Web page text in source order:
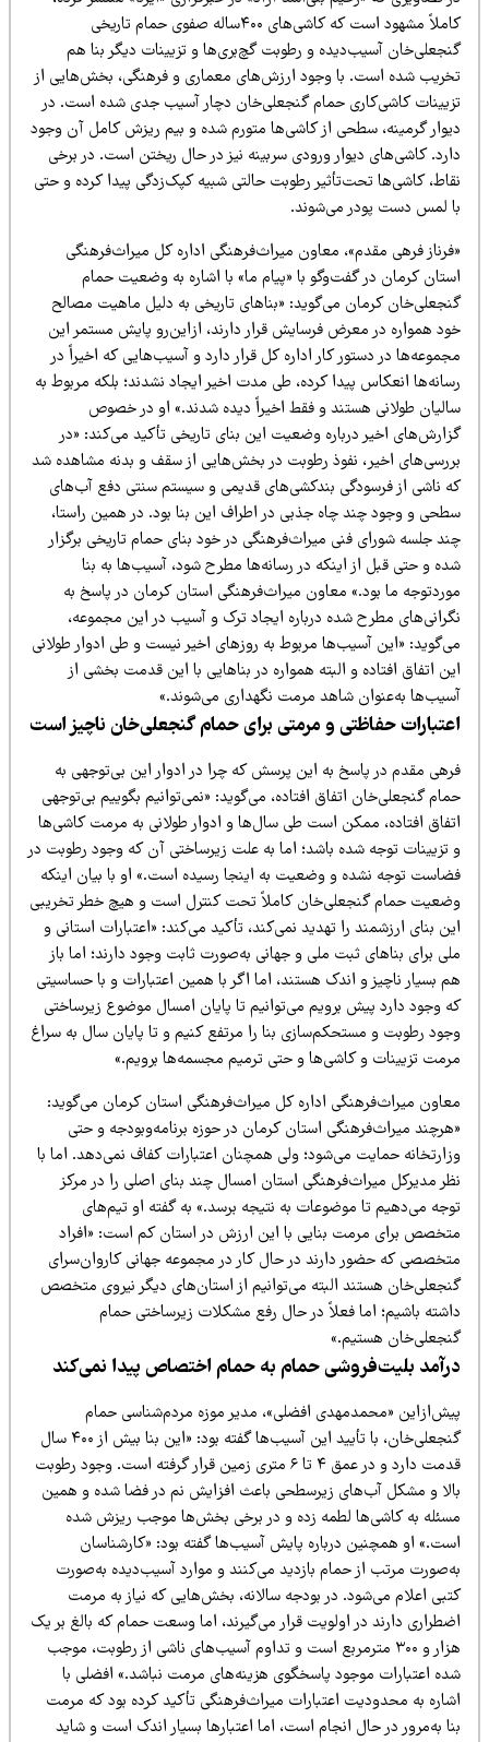
کاملاً مشهود است که کاشی‌های ۴۰۰ساله صفوی حمام تاریخی
آسیب‌دیده و رطوبت گچ‌بری‌ها و تزیینات دیگر بنا هم
شده است. با وجود ارزش‌های معماری و فرهنگی، بخش‌هایی از
کاشی‌کاری حمام گنجعلی‌خان دچار آسیب جدی شده است. در
گرمینه، سطحی از کاشی‌ها متورم شده و بیم ریزش کامل آن وجود
کاشی‌های دیوار ورودی سربینه نیز در حال ریختن است. در برخی
کاشی‌ها تحت‌تأثیر رطوبت حالتی شبیه کپک‌زدگی پیدا کرده و حتی
لمس دست پودر می‌شوند.
فرهی مقدم»، معاون میراث‌فرهنگی اداره کل میراث‌فرهنگی
کرمان در گفت‌وگو با «پیام ما» با اشاره به وضعیت حمام
کرمان می‌گوید: «بناهای تاریخی به دلیل ماهیت مصالح
همواره در معرض فرسایش قرار دارند، ازاین‌رو پایش مستمر این
در دستور کار اداره کل قرار دارد و آسیب‌هایی که اخیراً در
انعکاس پیدا کرده، طی مدت اخیر ایجاد نشدند؛ بلکه مربوط به
طولانی هستند و فقط اخیراً دیده شدند.» او در خصوص
اخیر درباره وضعیت این بنای تاریخی تأکید می‌کند: «در
اخیر، نفوذ رطوبت در بخش‌هایی از سقف و بدنه مشاهده شد
ناشی از فرسودگی بندکشی‌های قدیمی و سیستم سنتی دفع آب‌های
و وجود چند چاه جذبی در اطراف این بنا بود. در همین راستا،
جلسه شورای فنی میراث‌فرهنگی در خود بنای حمام تاریخی برگزار
و حتی قبل از اینکه در رسانه‌ها مطرح شود، آسیب‌ها به بنا
ما بود.» معاون میراث‌فرهنگی استان کرمان در پاسخ به
مطرح شده درباره ایجاد ترک و آسیب در این مجموعه،
«این آسیب‌ها مربوط به روزهای اخیر نیست و طی ادوار طولانی
اتفاق افتاده و البته همواره در بناهایی با این قدمت بخشی از
به‌عنوان شاهد مرمت نگهداری می‌شوند.»
حفاظتی و مرمتی برای حمام گنجعلی‌خان ناچیز است
مقدم در پاسخ به این پرسش که چرا در ادوار این بی‌توجهی به
گنجعلی‌خان اتفاق افتاده، می‌گوید: «نمی‌توانیم بگوییم بی‌توجهی
افتاده، ممکن است طی سال‌ها و ادوار طولانی به مرمت کاشی‌ها
تزیینات توجه شده باشد؛ اما به علت زیرساختی آن که وجود رطوبت در
توجه نشده و وضعیت به اینجا رسیده است.» او با بیان اینکه
حمام گنجعلی‌خان کاملاً تحت کنترل است و هیچ خطر تخریبی
بنای ارزشمند را تهدید نمی‌کند، تأکید می‌کند: «اعتبارات استانی و
برای بناهای ثبت ملی و جهانی به‌صورت ثابت وجود دارند؛ اما باز
بسیار ناچیز و اندک هستند، اما اگر با همین اعتبارات و با حساسیتی
وجود دارد پیش برویم می‌توانیم تا پایان امسال موضوع زیرساختی
رطوبت و مستحکم‌سازی بنا را مرتفع کنیم و تا پایان سال به سراغ
تزیینات و کاشی‌ها و حتی ترمیم مجسمه‌ها برویم.»
میراث‌فرهنگی اداره کل میراث‌فرهنگی استان کرمان می‌گوید:
میراث‌فرهنگی استان کرمان در حوزه برنامه‌وبودجه و حتی
حمایت می‌شود؛ ولی همچنان اعتبارات کفاف نمی‌دهد. اما با
مدیرکل میراث‌فرهنگی استان امسال چند بنای اصلی را در مرکز
می‌دهیم تا موضوعات به نتیجه برسد.» به گفته او تیم‌های
برای مرمت بنایی با این ارزش در استان کم است: «افراد
که حضور دارند در حال کار در مجموعه جهانی کاروان‌سرای
هستند البته می‌توانیم از استان‌های دیگر نیروی متخصص
باشیم؛ اما فعلاً در حال رفع مشکلات زیرساختی حمام
هستیم.»
بلیت‌فروشی حمام به حمام اختصاص پیدا نمی‌کند
«محمدمهدی افضلی»، مدیر موزه مردم‌شناسی حمام
گنجعلی‌خان، با تأیید این آسیب‌ها گفته بود: «این بنا بیش از ۴۰۰ سال
قدمت دارد و در عمق ۴ تا ۶ متری زمین قرار گرفته است. وجود رطوبت
و مشکل آب‌های زیرسطحی باعث افزایش نم در فضا شده و همین
به کاشی‌ها لطمه زده و در برخی بخش‌ها موجب ریزش شده
او همچنین درباره پایش آسیب‌ها گفته بود: «کارشناسان
مرتب از حمام بازدید می‌کنند و موارد آسیب‌دیده به‌صورت
اعلام می‌شود. در بودجه سالانه، بخش‌هایی که نیاز به مرمت
دارند در اولویت قرار می‌گیرند، اما وسعت حمام که بالغ بر یک
هزار و ۳۰۰ مترمربع است و تداوم آسیب‌های ناشی از رطوبت، موجب
اعتبارات موجود پاسخگوی هزینه‌های مرمت نباشد.» افضلی با
به محدودیت اعتبارات میراث‌فرهنگی تأکید کرده بود که مرمت
به‌مرور در حال انجام است، اما اعتبارها بسیار اندک است و شاید